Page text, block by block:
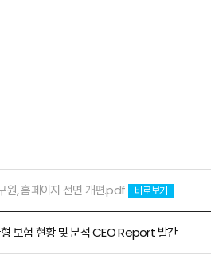
, 홈페이지 전면 개편.pdf 바로보기
보험 현황 및 분석 CEO Report 발간